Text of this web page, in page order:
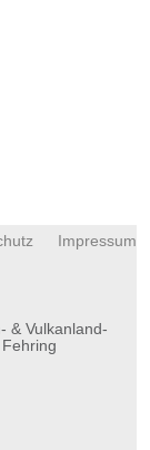
Impressum
& Vulkanland-